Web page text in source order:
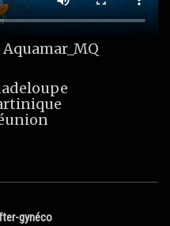
Aquamar_MQ
gynéco